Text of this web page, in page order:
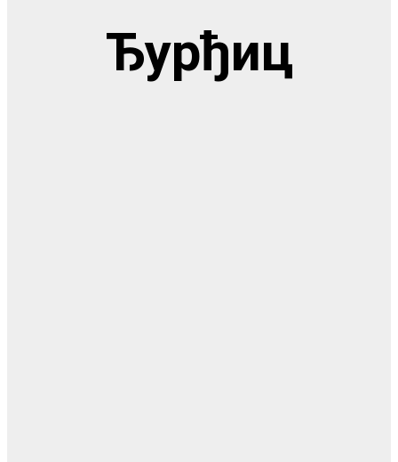
Ђурђиц